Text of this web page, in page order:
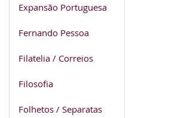
Expansão Portuguesa
Fernando Pessoa
Filatelia / Correios
Filosofia
Folhetos / Separatas